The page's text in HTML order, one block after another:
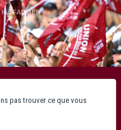
MCFADDEN
pas trouver ce que vous